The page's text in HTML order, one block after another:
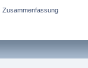
Zusammenfassung